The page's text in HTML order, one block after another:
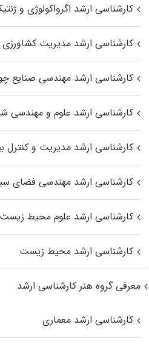
کارشناسی ارشد اگرواکولوژی و
کارشناسی ارشد مدیریت کشاورزی
کارشناسی ارشد مهندسی صنایع
کارشناسی ارشد علوم و مهندسی
کارشناسی ارشد مدیریت و کنترل
کارشناسی ارشد مهندسی فضای
کارشناسی ارشد علوم محیط‌ زیست
کارشناسی ارشد محیط زیست
معرفی گروه هنر کارشناسی ارشد
کارشناسی ارشد معماری